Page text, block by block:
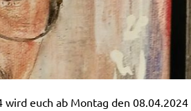
euch ab Montag den 08.04.2024